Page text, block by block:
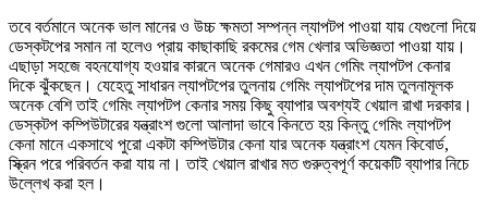
তবে বর্তমানে অনেক ভাল মানের ও উচ্চ ক্ষমতা সম্পন্ন ল্যাপটপ পাওয়া যায় যেগুলো দিয়ে
ডেস্কটপের সমান না হলেও প্রায় কাছাকাছি রকমের গেম খেলার অভিজ্ঞতা পাওয়া যায়।
এছাড়া সহজে বহনযোগ্য হওয়ার কারনে অনেক গেমারও এখন গেমিং ল্যাপটপ কেনার
দিকে ঝুঁকছেন। যেহেতু সাধারন ল্যাপটপের তুলনায় গেমিং ল্যাপটপের দাম তুলনামূলক
অনেক বেশি তাই গেমিং ল্যাপটপ কেনার সময় কিছু ব্যাপার অবশ্যই খেয়াল রাখা দরকার।
ডেস্কটপ কম্পিউটারের যন্ত্রাংশ গুলো আলাদা ভাবে কিনতে হয় কিন্তু গেমিং ল্যাপটপ
কেনা মানে একসাথে পুরো একটা কম্পিউটার কেনা যার অনেক যন্ত্রাংশ যেমন কিবোর্ড,
স্ক্রিন পরে পরিবর্তন করা যায় না। তাই খেয়াল রাখার মত গুরুত্বপূর্ণ কয়েকটি ব্যাপার নিচে
উল্লেখ করা হল।